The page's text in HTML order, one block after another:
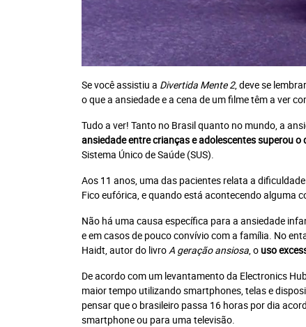
Se você assistiu a Divertida Mente 2, deve se
o que a ansiedade e a cena de um filme têm a ver
Tudo a ver! Tanto no Brasil quanto no mundo, a
ansiedade entre crianças e adolescentes superou o
Sistema Único de Saúde (SUS).
Aos 11 anos, uma das pacientes relata a
Fico eufórica, e quando está acontecendo alguma
Não há uma causa específica para a ansiedade
e em casos de pouco convívio com a família. No
Haidt, autor do livro A geração ansiosa , o uso
De acordo com um levantamento da Electronics
maior tempo utilizando smartphones, telas e
pensar que o brasileiro passa 16 horas por dia
smartphone ou para uma televisão.